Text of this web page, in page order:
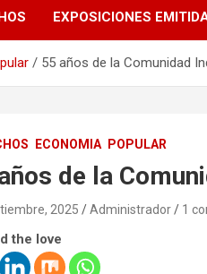
EXPOSICIONES
55 años de la Comunidad
ECONOMIA POPULAR
de la
2025 Administrador 1
the love